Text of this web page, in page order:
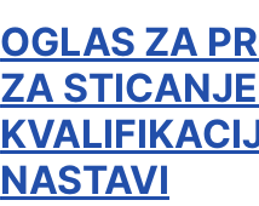
OGLAS ZA
ZA
NASTAVI